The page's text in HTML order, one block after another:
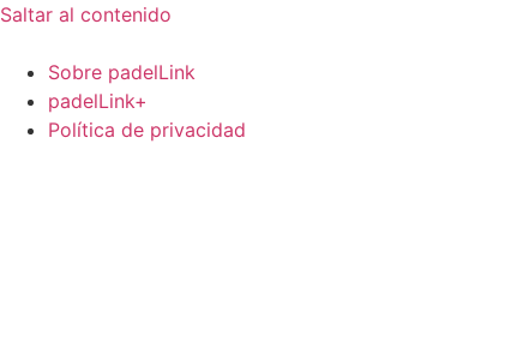
Saltar al contenido
Sobre padelLink
padelLink+
Política de privacidad